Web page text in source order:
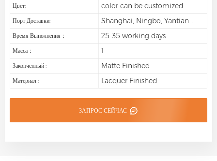
Цвет: color can be customized
Порт Доставки: Shanghai, Ningbo, Yantian....
Время Выполнения： 25-35 working days
Масса： 1
Законченный : Matte Finished
Материал : Lacquer Finished
ЗАПРОС СЕЙЧАС